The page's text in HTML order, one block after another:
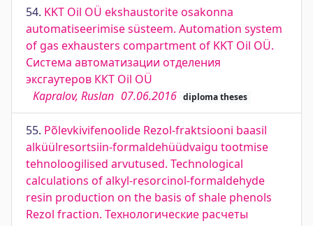
54. KKT Oil OÜ ekshaustorite osakonna
automatiseerimise süsteem. Automation system
of gas exhausters compartment of KKT Oil OÜ.
Система автоматизации отделения
эксгаутеров ККТ Oil OÜ
Kapralov, Ruslan 07.06.2016 diploma theses
55. Põlevkivifenoolide Rezol-fraktsiooni baasil
alküülresortsiin-formaldehüüdvaigu tootmise
tehnoloogilised arvutused. Technological
сalculations of alkyl-resorcinol-formaldehyde
resin production on the basis of shale phenols
Rezol fraction. Технологические расчеты